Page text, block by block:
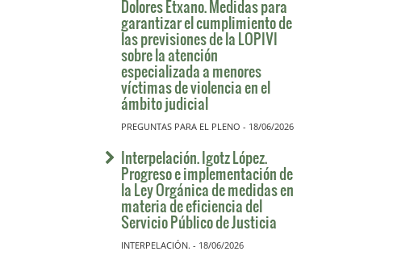
Dolores Etxano. Medidas para
garantizar el cumplimiento de
las previsiones de la LOPIVI
sobre la atención
especializada a menores
víctimas de violencia en el
ámbito judicial
PREGUNTAS PARA EL PLENO - 18/06/2026
Interpelación. Igotz López.
Progreso e implementación de
la Ley Orgánica de medidas en
materia de eficiencia del
Servicio Público de Justicia
INTERPELACIÓN. - 18/06/2026